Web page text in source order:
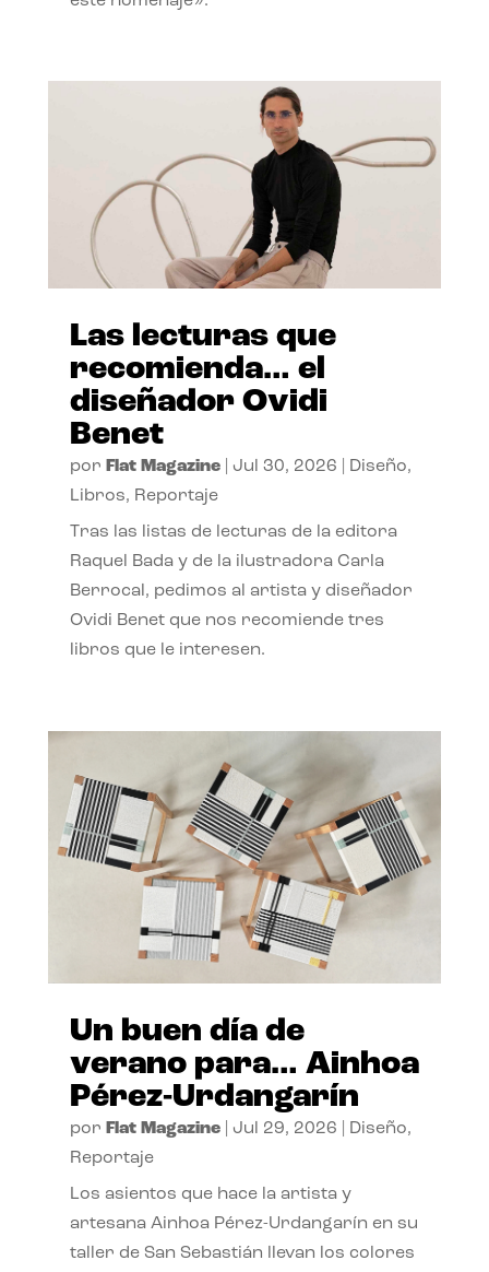
Las lecturas que
recomienda… el
diseñador Ovidi
Benet
por Flat Magazine| Jul 30, 2026 Diseño,
Libros, Reportaje
Tras las listas de lecturas de la editora
Raquel Bada y de la ilustradora Carla
Berrocal, pedimos al artista y diseñador
Ovidi Benet que nos recomiende tres
libros que le interesen.
Un buen día de
verano para… Ainhoa
Pérez-Urdangarín
por Flat Magazine| Jul 29, 2026 Diseño,
Reportaje
Los asientos que hace la artista y
artesana Ainhoa Pérez-Urdangarín en su
taller de San Sebastián llevan los colores